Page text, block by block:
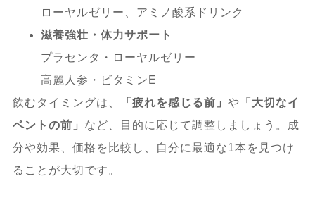
ローヤルゼリー、アミノ酸系ドリンク
滋養強壮・体力サポート
プラセンタ・ローヤルゼリー
高麗人参・ビタミンE
飲むタイミングは、
「疲れを感じる前」 や 「大切なイ
ベントの前」 など、目的に応じて調整しましょう。成
分や効果、価格を比較し、自分に最適な1本を見つけ
ることが大切です。